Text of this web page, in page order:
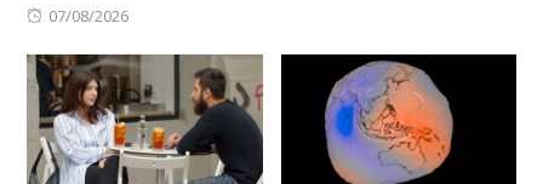
Posted
07/08/2026